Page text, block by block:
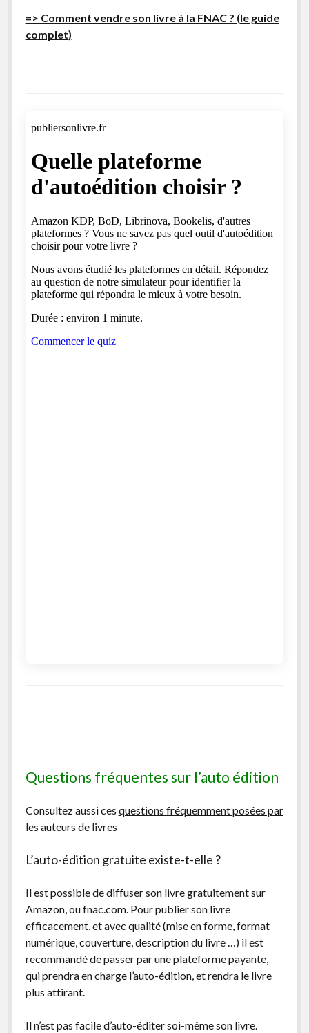
=> Comment vendre son livre à la FNAC ? (le guide
complet)
Questions fréquentes sur l’auto édition
Consultez aussi ces questions fréquemment posées par
les auteurs de livres
L’auto-édition gratuite existe-t-elle ?
Il est possible de diffuser son livre gratuitement sur
Amazon, ou fnac.com. Pour publier son livre
efficacement, et avec qualité (mise en forme, format
numérique, couverture, description du livre …) il est
recommandé de passer par une plateforme payante,
qui prendra en charge l’auto-édition, et rendra le livre
plus attirant.
Il n’est pas facile d’auto-éditer soi-même son livre.